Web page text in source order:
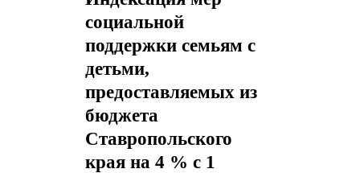
социальной
поддержки семьям с
детьми,
предоставляемых из
бюджета
Ставропольского
края на 4 % с 1